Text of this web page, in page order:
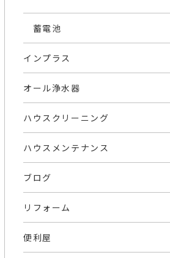
蓄電池
インプラス
オール浄水器
ハウスクリーニング
ハウスメンテナンス
ブログ
リフォーム
便利屋